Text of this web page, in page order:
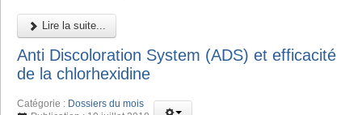
Lire la suite...
Anti Discoloration System (ADS) et efficacité
de la chlorhexidine
Catégorie : Dossiers du mois